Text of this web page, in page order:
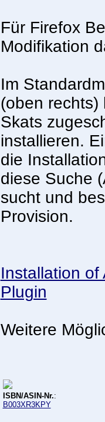
Für Firefox
Modifikation
Im
(oben rechts)
Skats
installieren.
die
diese Suche
sucht und
Provision.
Installation of
Plugin
Weitere
ISBN/ASIN-Nr.:
B003XR3KPY